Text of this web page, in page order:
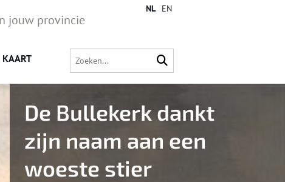
jouw provincie
KAART
NL EN
De Bullekerk dankt
zijn naam aan een
woeste stier